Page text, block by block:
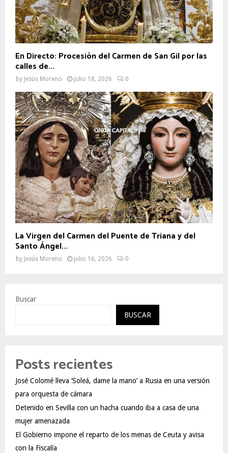
En Directo: Procesión del Carmen de San Gil por las
calles de...
by Jesús Moreno julio 18, 2026 0
La Virgen del Carmen del Puente de Triana y del
Santo Ángel...
by Jesús Moreno julio 16, 2026 0
Buscar
BUSCAR
Posts recientes
José Colomé lleva ‘Soleá, dame la mano’ a Rusia en una versión
para orquesta de cámara
Detenido en Sevilla con un hacha cuando iba a casa de una
mujer amenazada
El Gobierno impone el reparto de los menas de Ceuta y avisa
con la Fiscalía